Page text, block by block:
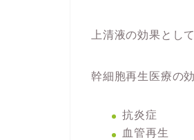
上清液の効果とし
幹細胞再生医療の
抗炎症
血管再生